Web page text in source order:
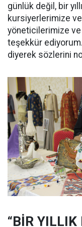
günlük değil, bir
kursiyerlerimize
yöneticilerimize
teşekkür
diyerek sözlerini
“BİR YILLIK